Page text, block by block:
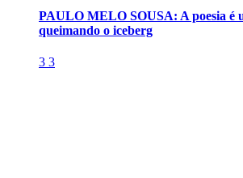
PAULO MELO SOUSA: A poesia é
queimando o iceberg
3 3